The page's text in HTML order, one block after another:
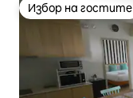
Избор на гостите
Избор на гостите